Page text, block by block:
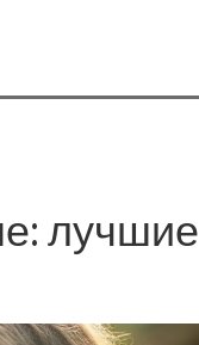
лучшие